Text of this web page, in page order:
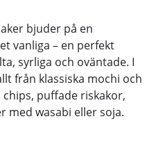
bjuder på en
vanliga – en perfekt
syrliga och oväntade. I
från klassiska mochi och
puffade riskakor,
med wasabi eller soja.